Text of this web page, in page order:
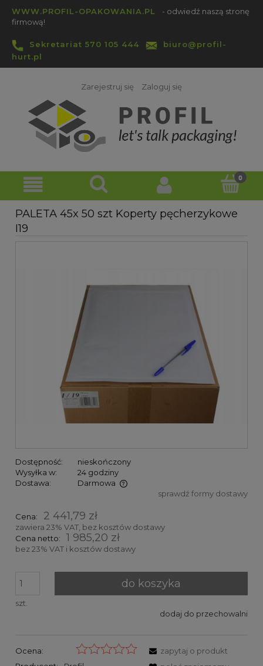
WWW.PROFIL-OPAKOWANIA.PL
- odwiedź naszą stronę
firmową!
Sekretariat 570 105 444
biuro@profil-
hurt.pl
Zarejestruj się Zaloguj się
PALETA 45x 50 szt Koperty pęcherzykowe
I19
Dostępność:
nieskończony
Wysyłka w:
24 godziny
Dostawa:
Darmowa
Cena nie zawiera ewentualnych kosztów płatności
sprawdź formy dostawy
Cena: 2 441,79 zł
zawiera 23% VAT, bez kosztów dostawy
Cena netto:
1 985,20 zł
bez 23% VAT i kosztów dostawy
szt.
do koszyka
dodaj do przechowalni
Ocena:
zapytaj o produkt